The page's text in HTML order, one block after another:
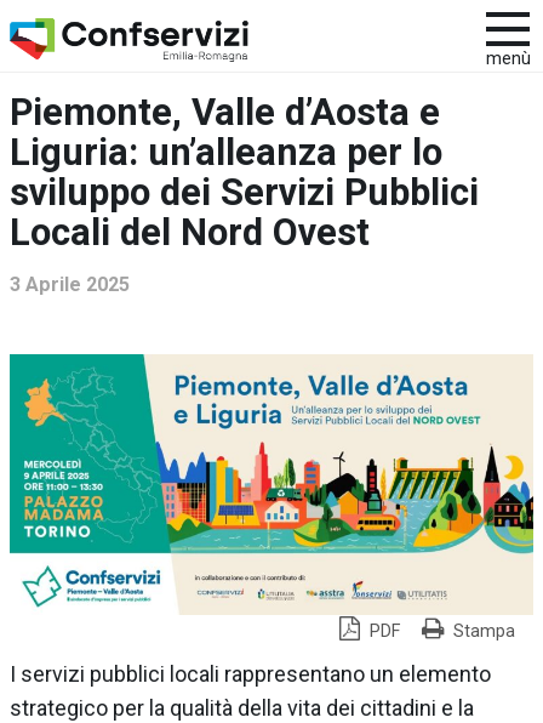
menù
Piemonte, Valle d’Aosta e
Liguria: un’alleanza per lo
sviluppo dei Servizi Pubblici
Locali del Nord Ovest
3 Aprile 2025
PDF Stampa
I servizi pubblici locali rappresentano un elemento
strategico per la qualità della vita dei cittadini e la